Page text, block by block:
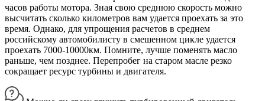
часов работы мотора. Зная свою среднюю скорость можно
высчитать сколько километров вам удается проехать за это
время. Однако, для упрощения расчетов в среднем
российскому автомобилисту в смешенном цикле удается
проехать 7000-10000км. Помните, лучше поменять масло
раньше, чем позднее. Перепробег на старом масле резко
сокращает ресурс турбины и двигателя.